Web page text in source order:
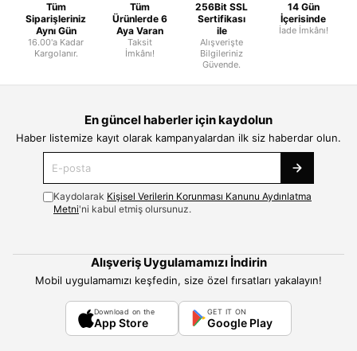
Tüm
Siparişleriniz
Aynı Gün
16.00'a Kadar
Kargolanır.
Tüm
Ürünlerde 6
Aya Varan
Taksit
İmkânı!
256Bit SSL
Sertifikası
ile
Alışverişte
Bilgileriniz
Güvende.
14 Gün
İçerisinde
İade İmkânı!
En güncel haberler için kaydolun
Haber listemize kayıt olarak kampanyalardan ilk siz haberdar olun.
Kaydolarak Kişisel Verilerin Korunması Kanunu Aydınlatma
Metni'ni kabul etmiş olursunuz.
Alışveriş Uygulamamızı İndirin
Mobil uygulamamızı keşfedin, size özel fırsatları yakalayın!
Download on the
App Store
GET IT ON
Google Play